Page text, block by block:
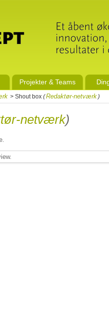
Projekter & Teams
> Shout box (Redaktør-netværk )
netværk)